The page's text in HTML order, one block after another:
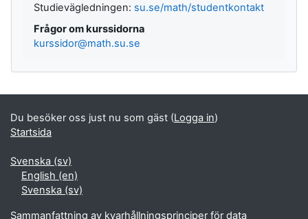
Studievägledningen: su.se/math/studentkontakt
Frågor om kurssidorna
kurssidor@math.su.se
Du besöker oss just nu som gäst (Logga in)
Startsida
Svenska ‎(sv)‎
English ‎(en)‎
Svenska ‎(sv)‎
Sammanfattning av kvarhållningsprinciper för data